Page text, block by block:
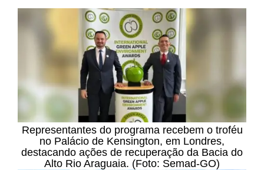
Representantes do programa recebem o troféu
no Palácio de Kensington, em Londres,
destacando ações de recuperação da Bacia do
Alto Rio Araguaia. (Foto: Semad-GO)